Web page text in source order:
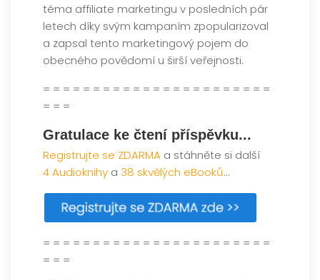
téma affiliate marketingu v posledních pár
letech díky svým kampaním zpopularizoval
a zapsal tento marketingový pojem do
obecného povědomí u širší veřejnosti.
= = = = = = = = = = = = = = = = = = = = = = =
= = =
Gratulace ke čtení příspěvku...
Registrujte se ZDARMA a stáhněte si další
4 Audioknihy a 38 skvělých eBooků...
= = = = = = = = = = = = = = = = = = = = = = =
= = =